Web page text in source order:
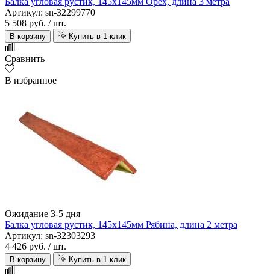
Артикул: sn-32299770
5 508 руб. / шт.
В корзину Купить в 1 клик
Сравнить
В избранное
Ожидание 3-5 дня
Балка угловая рустик, 145х145мм Рябина, длина 2 метра
Артикул: sn-32303293
4 426 руб. / шт.
В корзину Купить в 1 клик